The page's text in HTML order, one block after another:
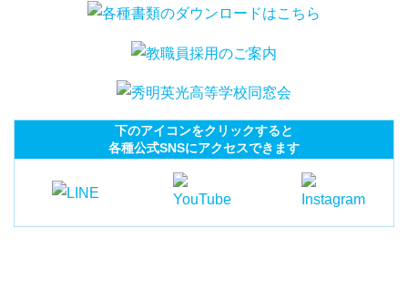
下のアイコンをクリックすると
各種公式SNSにアクセスできます